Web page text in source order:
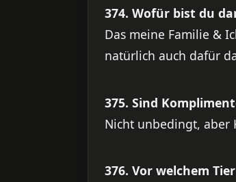
374. Wofür bist du
Das meine Familie &
natürlich auch dafür
375. Sind
Nicht unbedingt, aber
376. Vor welchem